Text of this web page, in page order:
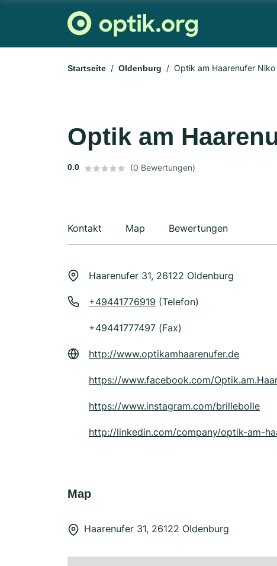
Startseite Oldenburg Optik am Haarenufer Niko
Optik am
0.0 (0 Bewertungen)
Kontakt Map Bewertungen
Haarenufer 31, 26122 Oldenburg
+49441776919 (Telefon)
+49441777497 (Fax)
http://www.optikamhaarenufer.de
https://www.facebook.com/
https://www.instagram.com/brillebolle
http://linkedin.com/company/optik-am-
Map
Haarenufer 31, 26122 Oldenburg